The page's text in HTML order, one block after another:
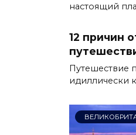
настоящий
12 причин
Путешествие
идиллически